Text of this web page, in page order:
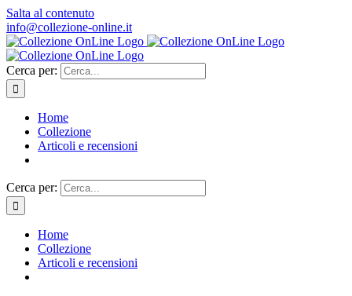
Salta al contenuto
info@collezione-online.it
Cerca per:
Home
Collezione
Articoli e recensioni
Cerca per:
Home
Collezione
Articoli e recensioni